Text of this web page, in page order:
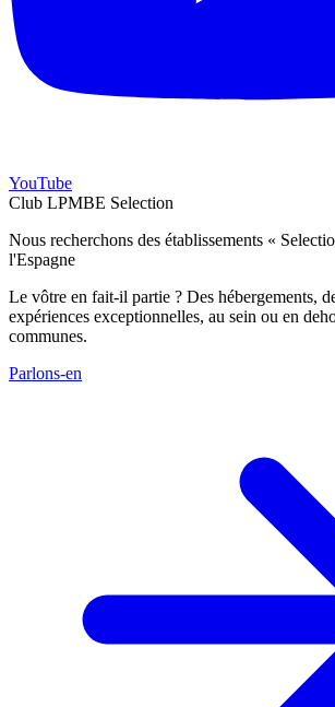
YouTube
Club LPMBE Selection
Nous recherchons des établissements «
l'Espagne
Le vôtre en fait-il partie ? Des hébergements,
expériences exceptionnelles, au sein ou en
communes.
Parlons-en